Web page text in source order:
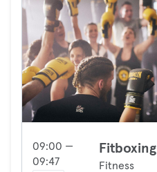
09:00 —
09:47
Fitboxing
Fitness